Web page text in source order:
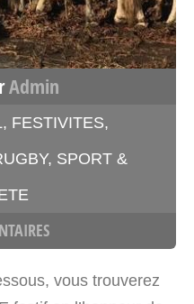
Admin
, FESTIVITES,
, SPORT &
vous trouverez